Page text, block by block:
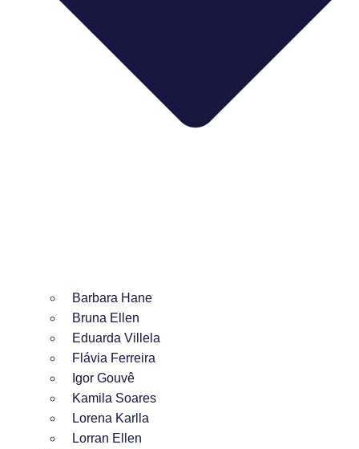
Barbara Hane
Bruna Ellen
Eduarda Villela
Flávia Ferreira
Igor Gouvê
Kamila Soares
Lorena Karlla
Lorran Ellen